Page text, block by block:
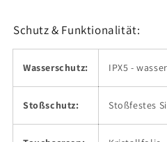
Schutz & Funktionalität:
Wasserschutz: IPX5 -
Stoßschutz: Stoßfestes